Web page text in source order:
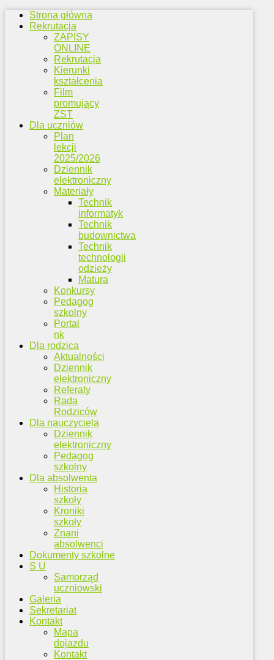
Strona główna
Rekrutacja
ZAPISY
ONLINE
Rekrutacja
Kierunki
kształcenia
Film
promujący
ZST
Dla uczniów
Plan
lekcji
2025/2026
Dziennik
elektroniczny
Materiały
Technik
informatyk
Technik
budownictwa
Technik
technologii
odzieży
Matura
Konkursy
Pedagog
szkolny
Portal
nk
Dla rodzica
Aktualności
Dziennik
elektroniczny
Referaty
Rada
Rodziców
Dla nauczyciela
Dziennik
elektroniczny
Pedagog
szkolny
Dla absolwenta
Historia
szkoły
Kroniki
szkoły
Znani
absolwenci
Dokumenty szkolne
S U
Samorząd
uczniowski
Galeria
Sekretariat
Kontakt
Mapa
dojazdu
Kontakt